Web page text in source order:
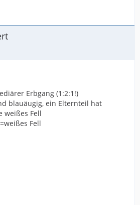
Erbgang (1:2:1!)
blauäugig, ein Elternteil hat
weißes Fell
Fell